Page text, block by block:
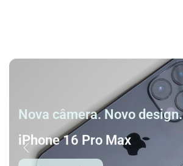
Nova câmera. Novo design.
iPhone 16 Pro Max